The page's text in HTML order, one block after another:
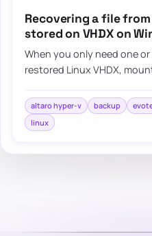
Recovering a file
stored on VHDX on
When you only need one
restored Linux VHDX,
tool…
altaro hyper-v backup
linux